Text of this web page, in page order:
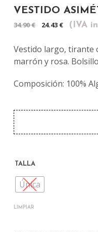
VESTIDO
34.90€
El
original
24.43 €
El
24.43
(IVA
Vestido largo, tirante
marrón y rosa.
Composición: 100%
TALLA
Única
LIMPIAR